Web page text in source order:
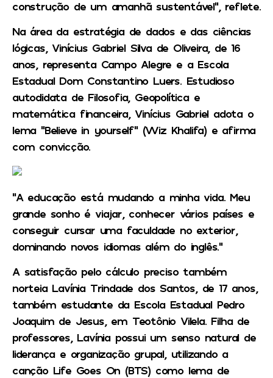
construção de um amanhã sustentável”, reflete.
Na área da estratégia de dados e das ciências
lógicas, Vinícius Gabriel Silva de Oliveira, de 16
anos, representa Campo Alegre e a Escola
Estadual Dom Constantino Luers. Estudioso
autodidata de Filosofia, Geopolítica e
matemática financeira, Vinícius Gabriel adota o
lema “Believe in yourself” (Wiz Khalifa) e afirma
com convicção.
“A educação está mudando a minha vida. Meu
grande sonho é viajar, conhecer vários países e
conseguir cursar uma faculdade no exterior,
dominando novos idiomas além do inglês.”
A satisfação pelo cálculo preciso também
norteia Lavínia Trindade dos Santos, de 17 anos,
também estudante da Escola Estadual Pedro
Joaquim de Jesus, em Teotônio Vilela. Filha de
professores, Lavínia possui um senso natural de
liderança e organização grupal, utilizando a
canção Life Goes On (BTS) como lema de